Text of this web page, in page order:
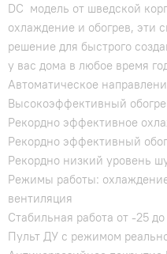
DC модель от шведской
охлаждение и обогрев, эти
решение для быстрого
у вас дома в любое время
Автоматическое
Высокоэффективный
Рекордно эффективное
Рекордно эффективный
Рекордно низкий уровень
Режимы работы:
вентиляция
Стабильная работа от -25 до
Пульт ДУ с режимом